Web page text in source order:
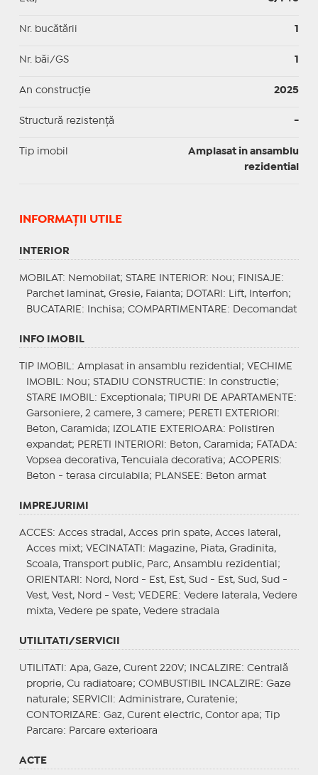
Nr. bucătării 1
Nr. băi/GS 1
An construcție 2025
Structură rezistență -
Tip imobil
Amplasat in ansamblu
rezidential
INFORMAŢII UTILE
INTERIOR
MOBILAT : Nemobilat; STARE INTERIOR: Nou; FINISAJE :
Parchet laminat, Gresie, Faianta;
DOTARI : Lift, Interfon;
BUCATARIE : Inchisa; COMPARTIMENTARE : Decomandat
INFO IMOBIL
TIP IMOBIL : Amplasat in ansamblu rezidential; VECHIME
IMOBIL : Nou; STADIU CONSTRUCTIE : In constructie;
STARE IMOBIL : Exceptionala; TIPURI DE APARTAMENTE :
Garsoniere, 2 camere, 3 camere; PERETI EXTERIORI :
Beton, Caramida;
IZOLATIE EXTERIOARA: Polistiren
expandat; PERETI INTERIORI : Beton, Caramida; FATADA:
Vopsea decorativa, Tencuiala decorativa; ACOPERIS:
Beton - terasa circulabila; PLANSEE : Beton armat
IMPREJURIMI
ACCES: Acces stradal, Acces prin spate, Acces lateral,
Acces mixt; VECINATATI : Magazine, Piata, Gradinita,
Scoala, Transport public, Parc, Ansamblu rezidential;
ORIENTARI : Nord, Nord - Est, Est, Sud - Est, Sud, Sud -
Vest, Vest, Nord - Vest; VEDERE : Vedere laterala, Vedere
mixta, Vedere pe spate, Vedere stradala
UTILITATI/SERVICII
UTILITATI : Apa, Gaze, Curent 220V; INCALZIRE : Centrală
proprie, Cu radiatoare; COMBUSTIBIL INCALZIRE : Gaze
naturale; SERVICII : Administrare, Curatenie;
CONTORIZARE : Gaz, Curent electric, Contor apa;
Tip
Parcare: Parcare exterioara
ACTE